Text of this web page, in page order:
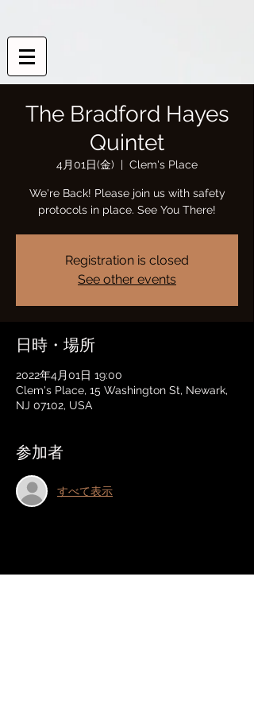
The Bradford Hayes
Quintet
4月01日(金)
  |
Clem's Place
We're Back! Please join us with safety
protocols in place. See You There!
Registration is closed
See other events
日時・場所
2022年4月01日 19:00
Clem's Place, 15 Washington St, Newark,
NJ 07102, USA
参加者
すべて表示